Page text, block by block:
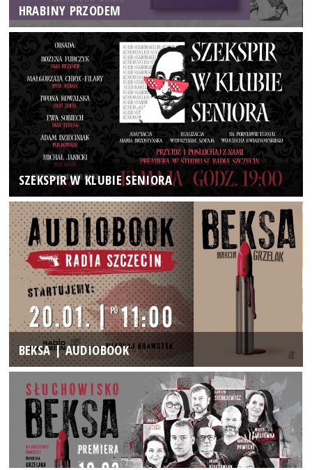
HRABINY PRZODEM
SZEKSPIR W KLUBIE SENIORA
BEKSA | AUDIOBOOK